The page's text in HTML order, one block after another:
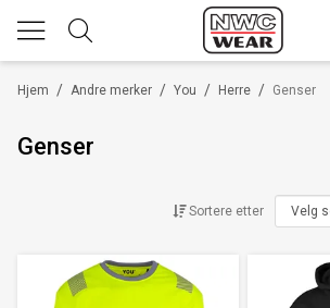
/
Hjem /
Andre merker /
You /
Herre Genser
Genser
Sortere etter